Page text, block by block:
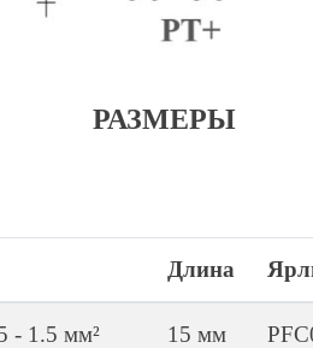
РАЗМЕРЫ
Длина
- 1.5 мм² 15 мм